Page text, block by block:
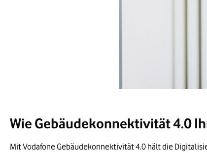
Wie Gebäudekonnektivität 4.0
Mit Vodafone Gebäudekonnektivität 4.0 hält die